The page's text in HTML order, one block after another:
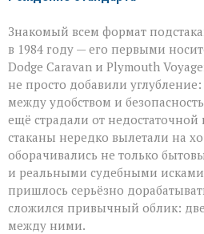
Знакомый всем формат
в 1984 году — его первыми
Dodge Caravan и Plymouth
не просто добавили
между удобством и
ещё страдали от недостаточной
стаканы нередко вылетали на
оборачивались не только
и реальными судебными
пришлось серьёзно
сложился привычный облик:
между ними.